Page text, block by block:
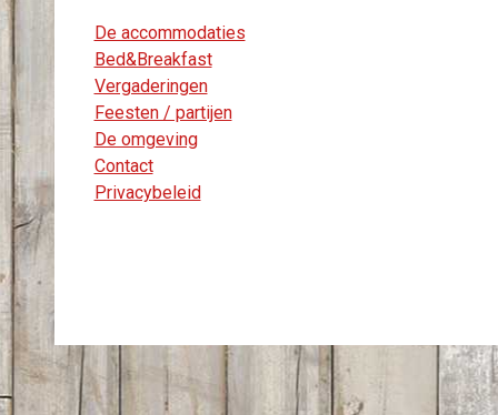
De accommodaties
Bed&Breakfast
Vergaderingen
Feesten / partijen
De omgeving
Contact
Privacybeleid